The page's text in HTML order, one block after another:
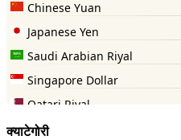
क्याटेगोरी